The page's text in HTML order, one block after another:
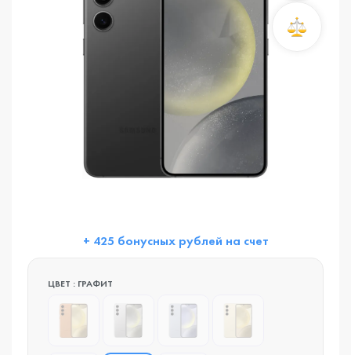
+ 425 бонусных рублей на счет
ЦВЕТ : ГРАФИТ